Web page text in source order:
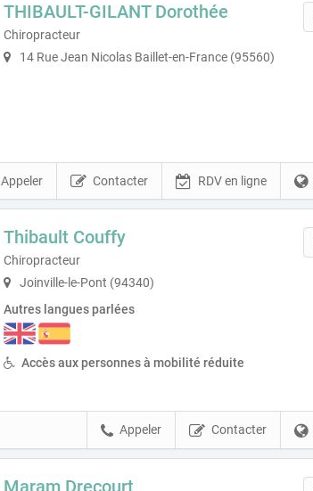
THIBAULT-GILANT Dorothée
Chiropracteur
14 Rue Jean Nicolas Baillet-en-France (95560)
RDV en ligne
Contacter
Appeler
Thibault Couffy
Chiropracteur
Joinville-le-Pont (94340)
Autres langues parlées
Accès aux personnes à mobilité réduite
Contacter
Appeler
Maram Drecourt